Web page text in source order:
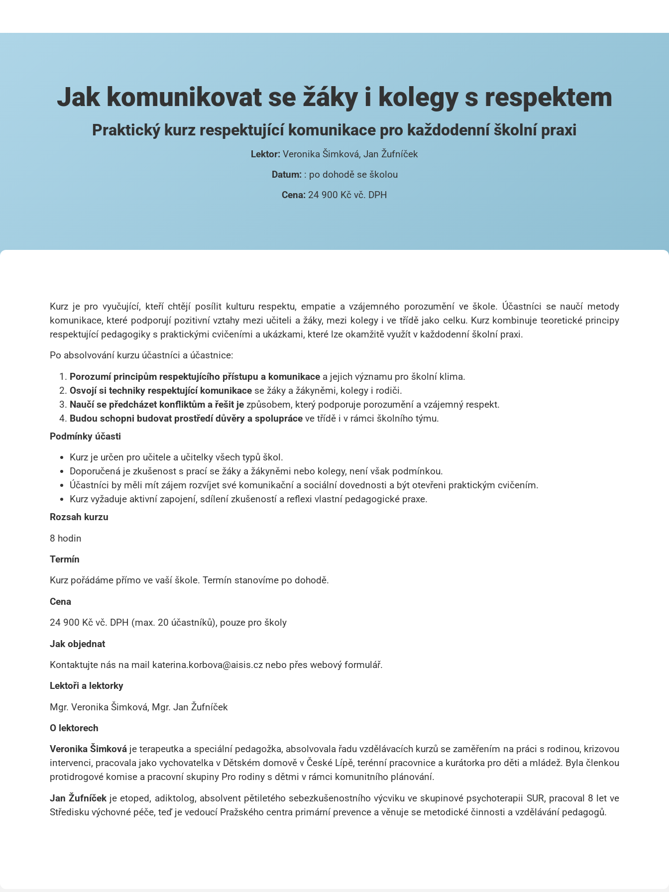
Jak komunikovat se žáky i kolegy s respektem
Praktický kurz respektující komunikace pro každodenní školní praxi
Lektor: Veronika Šimková, Jan Žufníček
Datum: : po dohodě se školou
Cena: 24 900 Kč vč. DPH
Kurz je pro vyučující, kteří chtějí posílit kulturu respektu, empatie a vzájemného porozumění ve škole. Účastníci se naučí metody
komunikace, které podporují pozitivní vztahy mezi učiteli a žáky, mezi kolegy i ve třídě jako celku. Kurz kombinuje teoretické principy
respektující pedagogiky s praktickými cvičeními a ukázkami, které lze okamžitě využít v každodenní školní praxi.
Po absolvování kurzu účastníci a účastnice:
Porozumí principům respektujícího přístupu a komunikace a jejich významu pro školní klima.
Osvojí si techniky respektující komunikace se žáky a žákyněmi, kolegy i rodiči.
Naučí se předcházet konfliktům a řešit je způsobem, který podporuje porozumění a vzájemný respekt.
Budou schopni budovat prostředí důvěry a spolupráce ve třídě i v rámci školního týmu.
Podmínky účasti
Kurz je určen pro učitele a učitelky všech typů škol.
Doporučená je zkušenost s prací se žáky a žákyněmi nebo kolegy, není však podmínkou.
Účastníci by měli mít zájem rozvíjet své komunikační a sociální dovednosti a být otevřeni praktickým cvičením.
Kurz vyžaduje aktivní zapojení, sdílení zkušeností a reflexi vlastní pedagogické praxe.
Rozsah kurzu
8 hodin
Termín
Kurz pořádáme přímo ve vaší škole. Termín stanovíme po dohodě.
Cena
24 900 Kč vč. DPH (max. 20 účastníků), pouze pro školy
Jak objednat
Kontaktujte nás na mail katerina.korbova@aisis.cz nebo přes webový formulář.
Lektoři a lektorky
Mgr. Veronika Šimková, Mgr. Jan Žufníček
O lektorech
Veronika Šimková je terapeutka a speciální pedagožka, absolvovala řadu vzdělávacích kurzů se zaměřením na práci s rodinou, krizovou
intervenci, pracovala jako vychovatelka v Dětském domově v České Lípě, terénní pracovnice a kurátorka pro děti a mládež. Byla členkou
protidrogové komise a pracovní skupiny Pro rodiny s dětmi v rámci komunitního plánování.
Jan Žufníček je etoped, adiktolog, absolvent pětiletého sebezkušenostního výcviku ve skupinové psychoterapii SUR, pracoval 8 let ve
Středisku výchovné péče, teď je vedoucí Pražského centra primární prevence a věnuje se metodické činnosti a vzdělávání pedagogů.